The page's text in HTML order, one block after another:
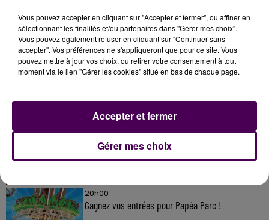
À LA UNE
20h00
11 juillet 2026
Inscrivez-vous au casting The Voice & The Voice
Kids !
20h00
Gagnez vos entrées pour Papéa Parc !
Vous pouvez accepter en cliquant sur "Accepter et fermer", ou affiner en
sélectionnant les finalités et/ou partenaires dans "Gérer mes choix".
Vous pouvez également refuser en cliquant sur "Continuer sans
accepter". Vos préférences ne s'appliqueront que pour ce site. Vous
pouvez mettre à jour vos choix, ou retirer votre consentement à tout
moment via le lien "Gérer les cookies" situé en bas de chaque page.
Gérer mes choix
Accepter et fermer